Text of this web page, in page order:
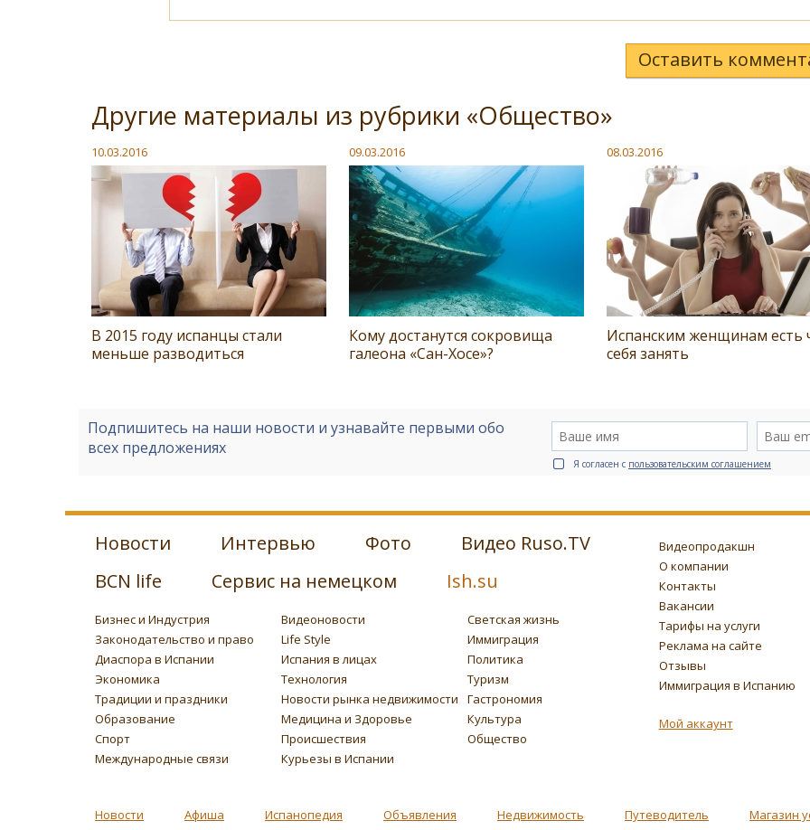
Оставить
Другие материалы из рубрики «Общество»
10.03.2016
В 2015 году испанцы стали
меньше разводиться
09.03.2016
Кому достанутся сокровища
галеона «Сан-Хосе»?
08.03.2016
Испанским женщинам есть
себя занять
Подпишитесь на наши новости и узнавайте первыми обо
всех предложениях
Я согласен с пользовательским соглашением
Новости Интервью Фото
Видео Ruso.TV
BCN life
Сервис на немецком Ish.su
Бизнес и Индустрия Видеоновости
Светская жизнь
Законодательство и право
Life Style
Иммиграция
Диаспора в Испании
Испания в лицах
Политика
Экономика
Технология
Туризм
Традиции и праздники
Новости рынка недвижимости
Гастрономия
Образование
Медицина и Здоровье
Культура
Спорт
Происшествия
Общество
Международные связи
Курьезы в Испании
Видеопродакшн
О компании
Контакты
Вакансии
Тарифы на услуги
Реклама на сайте
Отзывы
Иммиграция в Испанию
Мой аккаунт
Новости Афиша Испанопедия Объявления Недвижимость Путеводитель Магазин